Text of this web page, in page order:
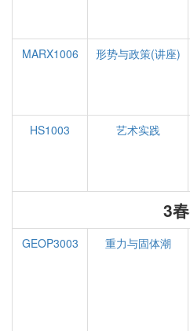
MARX1006
形势与政策(讲座)
HS1003
艺术实践
3春
GEOP3003 重力与固体潮